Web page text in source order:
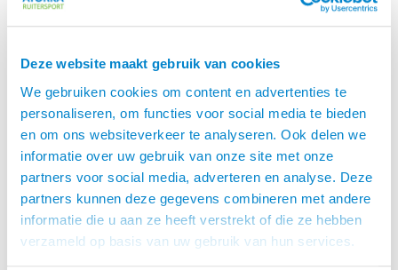
Deze website maakt gebruik van cookies
We gebruiken cookies om content en advertenties te
personaliseren, om functies voor social media te bieden
en om ons websiteverkeer te analyseren. Ook delen we
informatie over uw gebruik van onze site met onze
partners voor social media, adverteren en analyse. Deze
partners kunnen deze gegevens combineren met andere
informatie die u aan ze heeft verstrekt of die ze hebben
verzameld op basis van uw gebruik van hun services.
hoofdstel. Maar met deze hoofdbeschermer die
daarom zo fijn bij haar werkt.
Ook na meerdere keren rijden geeft ze een meer
ontspannen indruk. Ze wordt minder boos om de
druk van het hoofdstel waardoor ze wel eens met
haar hoofd gaat schudden en geïrriteerd doet.
Haar aanleuning is constanter en ook bij het
vragen van moeilijkere oefening makkelijker te
onderhouden. Ze gaat niet tegenwerken met haar
hoofd. Ik ben dus heel blij met de